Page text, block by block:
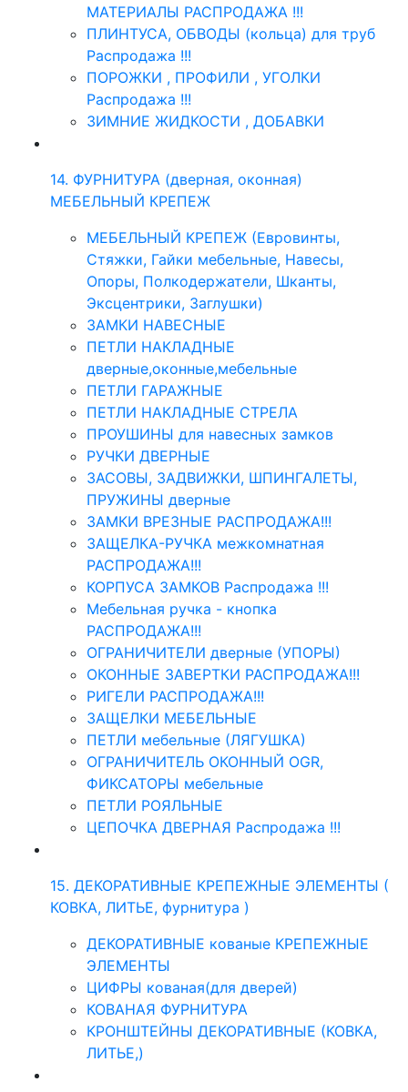
МАТЕРИАЛЫ РАСПРОДАЖА !!!
ПЛИНТУСА, ОБВОДЫ (кольца) для труб
Распродажа !!!
ПОРОЖКИ , ПРОФИЛИ , УГОЛКИ
Распродажа !!!
ЗИМНИЕ ЖИДКОСТИ , ДОБАВКИ
14. ФУРНИТУРА (дверная, оконная)
МЕБЕЛЬНЫЙ КРЕПЕЖ
МЕБЕЛЬНЫЙ КРЕПЕЖ (Евровинты,
Стяжки, Гайки мебельные, Навесы,
Опоры, Полкодержатели, Шканты,
Эксцентрики, Заглушки)
ЗАМКИ НАВЕСНЫЕ
ПЕТЛИ НАКЛАДНЫЕ
дверные,оконные,мебельные
ПЕТЛИ ГАРАЖНЫЕ
ПЕТЛИ НАКЛАДНЫЕ СТРЕЛА
ПРОУШИНЫ для навесных замков
РУЧКИ ДВЕРНЫЕ
ЗАСОВЫ, ЗАДВИЖКИ, ШПИНГАЛЕТЫ,
ПРУЖИНЫ дверные
ЗАМКИ ВРЕЗНЫЕ РАСПРОДАЖА!!!
ЗАЩЕЛКА-РУЧКА межкомнатная
РАСПРОДАЖА!!!
КОРПУСА ЗАМКОВ Распродажа !!!
Мебельная ручка - кнопка
РАСПРОДАЖА!!!
ОГРАНИЧИТЕЛИ дверные (УПОРЫ)
ОКОННЫЕ ЗАВЕРТКИ РАСПРОДАЖА!!!
РИГЕЛИ РАСПРОДАЖА!!!
ЗАЩЕЛКИ МЕБЕЛЬНЫЕ
ПЕТЛИ мебельные (ЛЯГУШКА)
ОГРАНИЧИТЕЛЬ ОКОННЫЙ OGR,
ФИКСАТОРЫ мебельные
ПЕТЛИ РОЯЛЬНЫЕ
ЦЕПОЧКА ДВЕРНАЯ Распродажа !!!
15. ДЕКОРАТИВНЫЕ КРЕПЕЖНЫЕ ЭЛЕМЕНТЫ (
КОВКА, ЛИТЬЕ, фурнитура )
ДЕКОРАТИВНЫЕ кованые КРЕПЕЖНЫЕ
ЭЛЕМЕНТЫ
ЦИФРЫ кованая(для дверей)
КОВАНАЯ ФУРНИТУРА
КРОНШТЕЙНЫ ДЕКОРАТИВНЫЕ (КОВКА,
ЛИТЬЕ,)